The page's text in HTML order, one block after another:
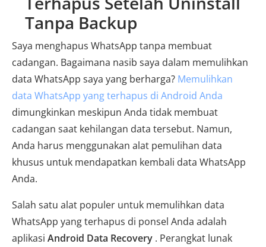
Tanpa Backup
Saya menghapus WhatsApp tanpa membuat
cadangan. Bagaimana nasib saya dalam memulihkan
data WhatsApp saya yang berharga? Memulihkan
data WhatsApp yang terhapus di Android Anda
dimungkinkan meskipun Anda tidak membuat
cadangan saat kehilangan data tersebut. Namun,
Anda harus menggunakan alat pemulihan data
khusus untuk mendapatkan kembali data WhatsApp
Anda.
Salah satu alat populer untuk memulihkan data
WhatsApp yang terhapus di ponsel Anda adalah
aplikasi Android Data Recovery . Perangkat lunak